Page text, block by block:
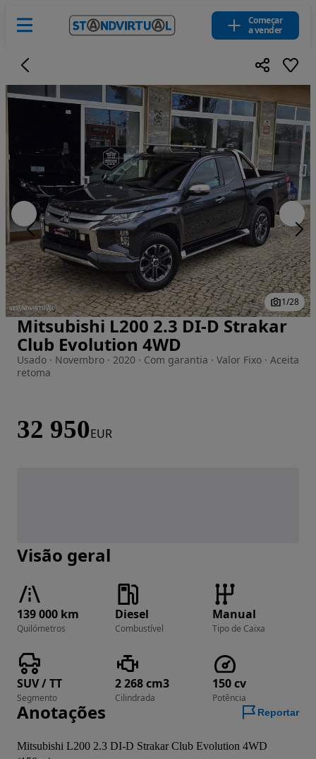
Começar
a vender
Imagem 1 de 28
1/28
Mitsubishi L200 2.3 DI-D Strakar
Club Evolution 4WD
Usado · Novembro · 2020 · Com garantia · Valor Fixo · Aceita
retoma
32 950EUR
Visão geral
139 000 km
Quilómetros
Diesel
Combustível
Manual
Tipo de Caixa
SUV / TT
Segmento
2 268 cm3
Cilindrada
150 cv
Potência
Anotações Reportar
Mitsubishi L200 2.3 DI-D Strakar Club Evolution 4WD